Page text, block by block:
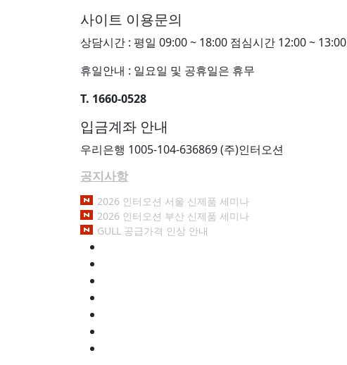
사이트 이용문의
상담시간 : 평일 09:00 ~ 18:00 점심시간 12:00 ~ 13:00
휴일안내 : 일요일 및 공휴일은 휴무
T. 1660-0528
입금계좌 안내
우리은행 1005-104-636869 (주)인터오션
공지사항
2026 인터오션 서울 신제품 세미나
2026 인터오션 부산 신제품 세미나
GULL 공급가격 인상 안내